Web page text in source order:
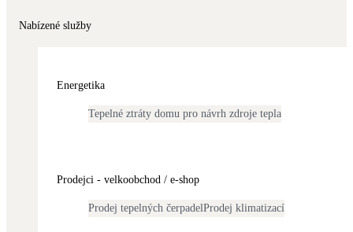
Klimatizace
Tepelná čerpadla na chlazení
Nabízené služby
Energetika
Tepelné ztráty domu pro návrh zdroje tepla
Prodejci - velkoobchod / e-shop
Prodej tepelných čerpadelProdej klimatizací